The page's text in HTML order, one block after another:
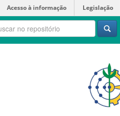
Acesso à informação Legislação